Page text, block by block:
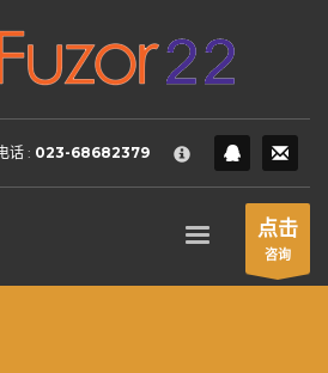
account.
please let us know, by sending an
话 : 023-68682379
点击
咨询